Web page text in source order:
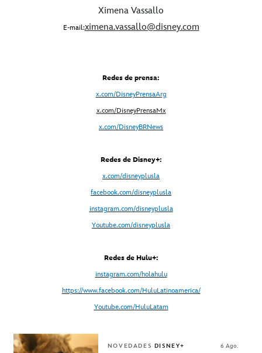
Ximena Vassallo
E-mail:ximena.vassallo@disney.com
Redes de prensa:
x.com/DisneyPrensaArg
x.com/DisneyPrensaMx
x.com/DisneyBRNews
Redes de Disney+:
x.com/disneyplusla
facebook.com/disneyplusla
instagram.com/disneyplusla
Youtube.com/disneyplusla
Redes de Hulu+:
instagram.com/holahulu
https://www.facebook.com/HuluLatinoamerica/
Youtube.com/HuluLatam
NOVEDADES DISNEY+ 6 Ago.